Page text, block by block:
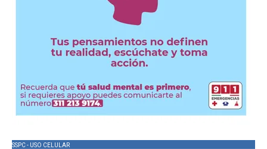
SSPC - USO CELULAR